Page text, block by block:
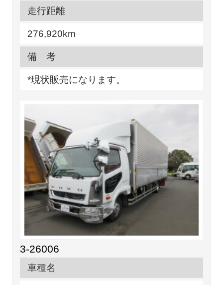
走行距離
276,920km
備 考
*現状販売になります。
3-26006
車種名